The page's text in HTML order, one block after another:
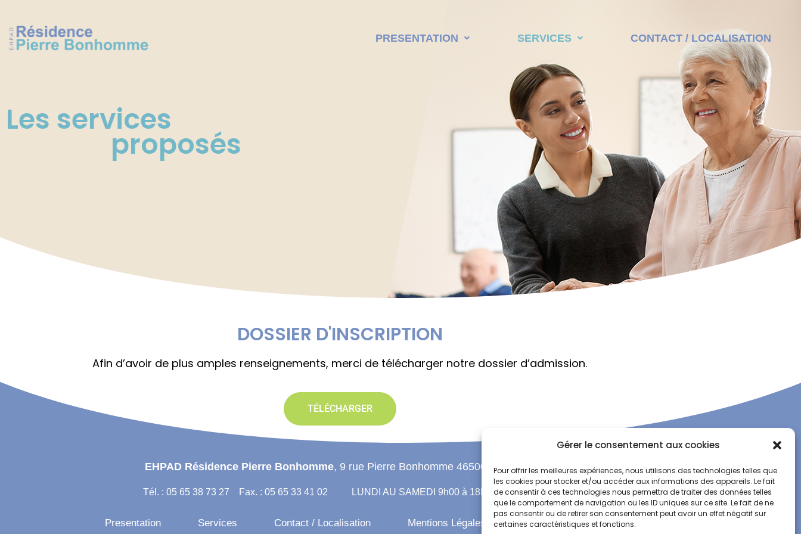
Gérer le consentement aux cookies
Pour offrir les meilleures expériences, nous utilisons des technologies telles que
les cookies pour stocker et/ou accéder aux informations des appareils. Le fait
de consentir à ces technologies nous permettra de traiter des données telles
que le comportement de navigation ou les ID uniques sur ce site. Le fait de ne
pas consentir ou de retirer son consentement peut avoir un effet négatif sur
certaines caractéristiques et fonctions.
PRESENTATION SERVICES CONTACT / LOCALISATION
Les services
proposés
DOSSIER D'INSCRIPTION
Afin d’avoir de plus amples renseignements, merci de télécharger notre dossier d’admission.
TÉLÉCHARGER
EHPAD Résidence Pierre Bonhomme, 9 rue Pierre Bonhomme 46500 GRAMAT
Tél. : 05 65 38 73 27 Fax. : 05 65 33 41 02 LUNDI AU SAMEDI 9h00 à 18h00
Presentation Services Contact / Localisation Mentions Légales Plan du site